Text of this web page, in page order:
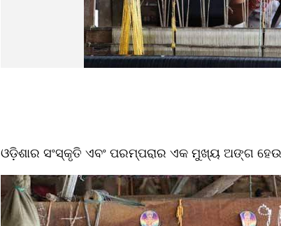
ଓଡ଼ିଶାର ସଂସ୍କୃତି ଏବଂ ପରମ୍ପରାର ଏକ ମୁଖ୍ୟ ଅଙ୍ଗ